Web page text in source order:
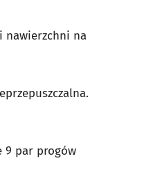
nawierzchni na
9 par progów